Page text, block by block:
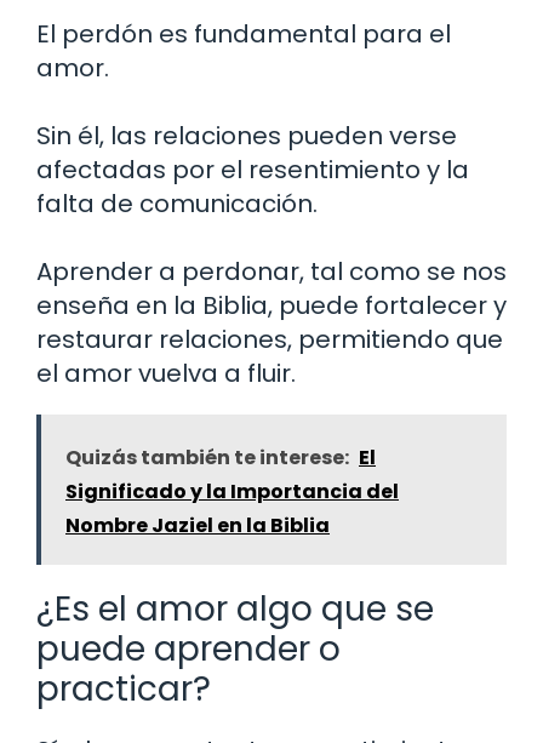
El perdón es fundamental para el
amor.
Sin él, las relaciones pueden verse
afectadas por el resentimiento y la
falta de comunicación.
Aprender a perdonar, tal como se nos
enseña en la Biblia, puede fortalecer y
restaurar relaciones, permitiendo que
el amor vuelva a fluir.
Quizás también te interese: El
Significado y la Importancia del
Nombre Jaziel en la Biblia
¿Es el amor algo que se
puede aprender o
practicar?